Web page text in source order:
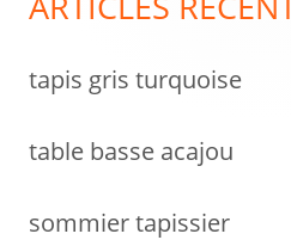
h
r
e
tapis gris turquoise
table basse acajou
sommier tapissier